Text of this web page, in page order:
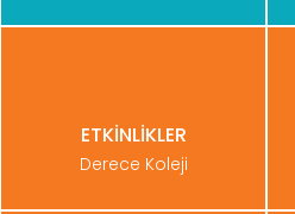
ETKİNLİKLER
Derece Koleji